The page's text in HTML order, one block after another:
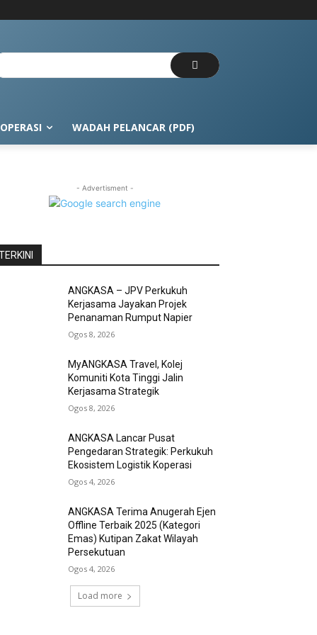
WADAH PELANCAR (PDF)
- Advertisment -
ANGKASA – JPV Perkukuh
Kerjasama Jayakan Projek
Penanaman Rumput Napier
Ogos 8, 2026
MyANGKASA Travel, Kolej
Komuniti Kota Tinggi Jalin
Kerjasama Strategik
Ogos 8, 2026
ANGKASA Lancar Pusat
Pengedaran Strategik: Perkukuh
Ekosistem Logistik Koperasi
Ogos 4, 2026
ANGKASA Terima Anugerah Ejen
Offline Terbaik 2025 (Kategori
Emas) Kutipan Zakat Wilayah
Persekutuan
Ogos 4, 2026
Load more